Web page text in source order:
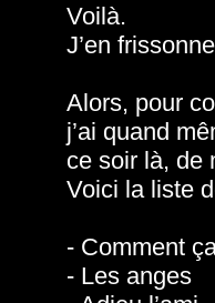
Voilà.
J’en
Alors, pour
j’ai quand
ce soir là, de
Voici la liste
- Comment
- Les anges